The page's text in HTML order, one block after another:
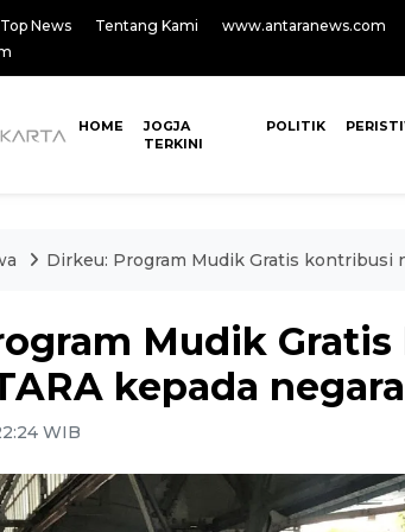
Top News Tentang Kami www.antaranews.com
HOME
JOGJA
TERKINI
POLITIK
Dirkeu: Program Mudik Gratis kontribusi
Mudik
kepada negara
WIB